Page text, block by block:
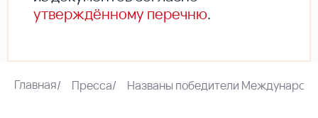
утверждённому перечню.
Главная/ Пресса/ Названы победители